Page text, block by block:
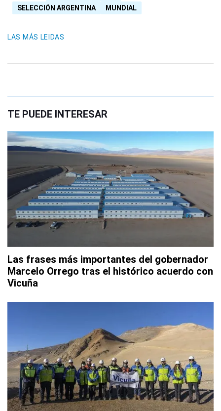
SELECCIÓN ARGENTINA
MUNDIAL
LAS MÁS LEIDAS
TE PUEDE INTERESAR
Las frases más importantes del gobernador
Marcelo Orrego tras el histórico acuerdo con
Vicuña